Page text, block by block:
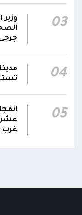
اللجنة
الحوثي
العمليات
والاستقرار
23:05
جدد
03
04
05
غرب